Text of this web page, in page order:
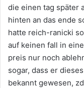
die einen tag später
hinten an das ende
hatte reich-ranicki
auf keinen fall in
preis nur noch
sogar, dass er
bekannt gewesen,